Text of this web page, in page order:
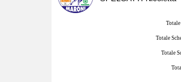
Totale
Totale